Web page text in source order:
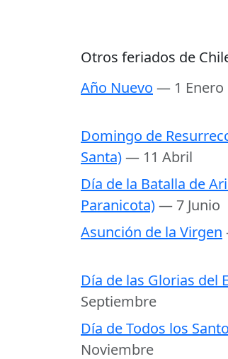
Otros feriados de
Año Nuevo — 1 Enero
Domingo de
Santa)— 11 Abril
Día de la Batalla de
Paranicota)— 7 Junio
Asunción de la Virgen
Día de las Glorias del
Septiembre
Día de Todos los
Noviembre